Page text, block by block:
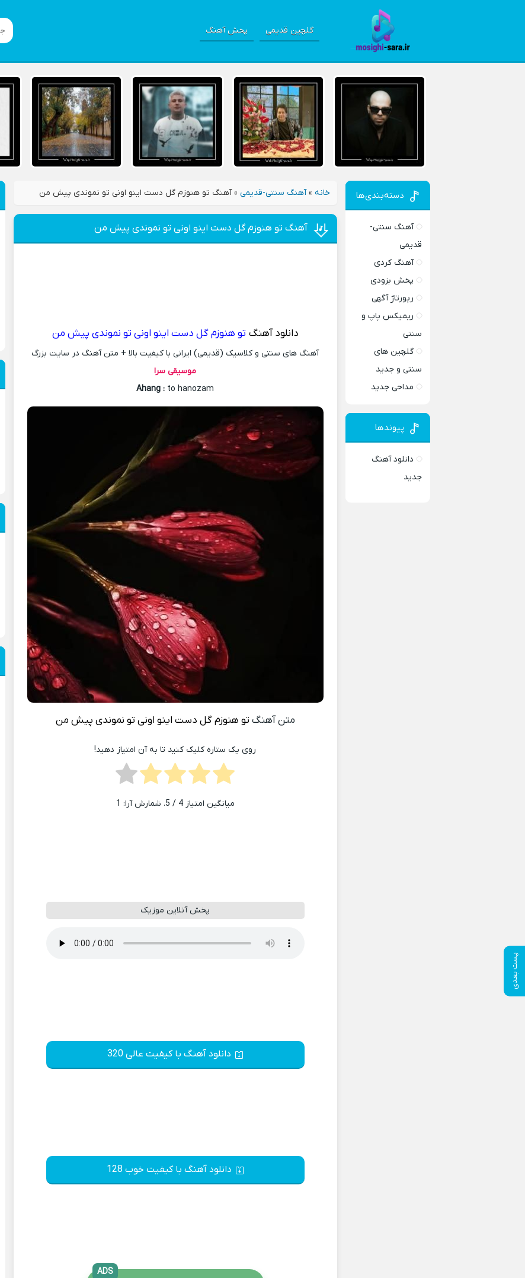
گلچین قدیمی پخش آهنگ
خانه »آهنگ سنتی-قدیمی »آهنگ تو هنوزم گل دست اینو اونی تو نموندی پیش من
پست بعدی
آهنگ تو هنوزم گل دست اینو اونی تو نموندی پیش من
دانلود آهنگ تو هنوزم گل دست اینو اونی تو نموندی پیش من
آهنگ های سنتی و کلاسیک (قدیمی) ایرانی با کیفیت بالا + متن آهنگ در سایت بزرگ
موسیقی سرا
Ahang : to hanozam
متن آهنگ تو هنوزم گل دست اینو اونی تو نموندی پیش من
روی یک ستاره کلیک کنید تا به آن امتیاز دهید!
میانگین امتیاز4 / 5. شمارش آرا: 1
پخش آنلاین موزیک
دانلود آهنگ با کیفیت عالی 320
دانلود آهنگ با کیفیت خوب 128
ADS
دسته‌بندی‌ها
آهنگ سنتی-
قدیمی
آهنگ کردی
پخش بزودی
رپورتاژ آگهی
ریمیکس پاپ و
سنتی
گلچین های
سنتی و جدید
مداحی جدید
پیوندها
دانلود آهنگ
جدید